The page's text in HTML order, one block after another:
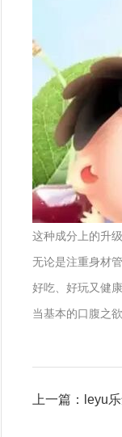
这种成分上的升
无论是注重身材
好吃、好玩又健
当基本的口腹之
上一篇：leyu